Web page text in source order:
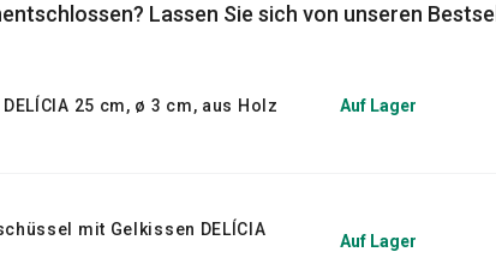
Lassen Sie sich von unseren
25 cm, ø 3 cm, aus Holz Auf Lager
mit Gelkissen DELÍCIA
Auf Lager